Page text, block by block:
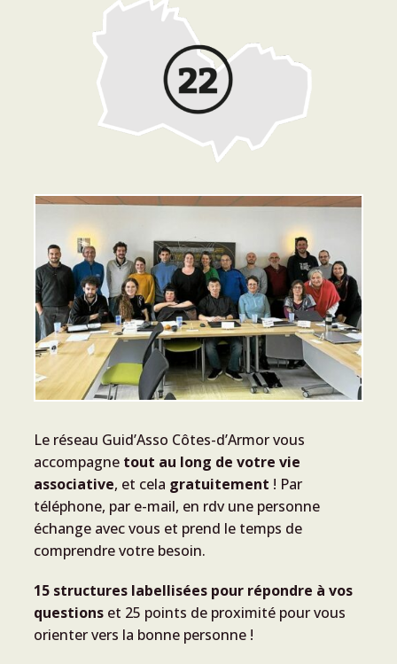
Le réseau Guid’Asso Côtes-d’Armor vous
accompagne tout au long de votre vie
associative, et cela gratuitement ! Par
téléphone, par e-mail, en rdv une personne
échange avec vous et prend le temps de
comprendre votre besoin.
15 structures labellisées pour répondre à vos
questions et 25 points de proximité pour vous
orienter vers la bonne personne !